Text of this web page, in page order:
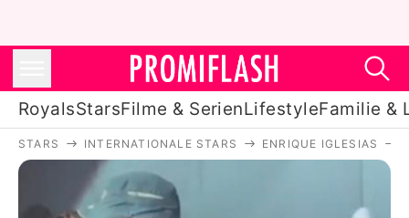
RoyalsStarsFilme & SerienLifestyleFamilie &
Royals
STARS INTERNATIONALE STARS ENRIQUE IGLESIAS